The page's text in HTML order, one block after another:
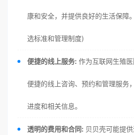
康和安全，并提供良好的生活保障
选标准和管理制度)
便捷的线上服务: 作为互联网生殖
便捷的线上咨询、预约和管理服务
进度和相关信息。
透明的费用和合同: 贝贝壳可能提